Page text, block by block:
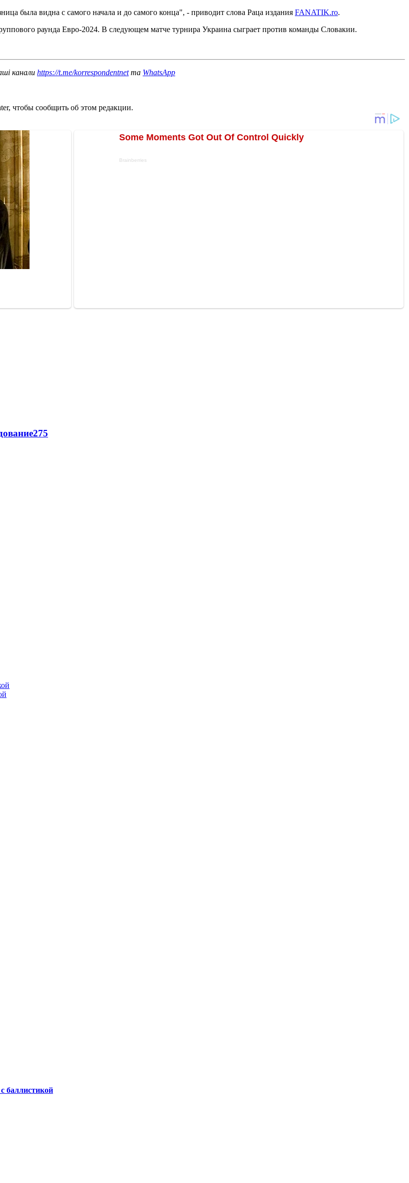
была видна с самого начала и до самого конца", - приводит слова Раца издания FANATIK.ro.
раунда Евро-2024. В следующем матче турнира Украина сыграет против команды Словакии.
канали https://t.me/korrespondentnetта WhatsApp
чтобы сообщить об этом редакции.
275
баллистикой